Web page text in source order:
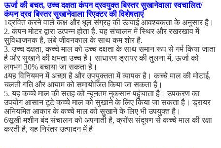
ऊर्जा की बचत, उच्च दक्षता कंपन द्रवयुक्त बिस्तर सुखानेवाला स्वचालित/
कंपन द्रव बिस्तर सुखानेवाला रिएक्टर की विशेषताएं
1द्रवित करने वाले कक्ष और धूल संग्रह की ऊंचाई आवश्यकता के अनुसार है।
2. कंपन मोटर द्वारा उत्पन्न होता है. यह संचालन में स्थिर और रखरखाव में
सुविधाजनक है, लंबे जीवनकाल के साथ कम शोर है.
3. उच्च दक्षता, कच्चे माल को उच्च दक्षता के साथ समान रूप से गर्म किया जाता
है और सुखाने की क्षमता उच्च है। साधारण ड्रायर की तुलना में, ऊर्जा को
लगभग 30% बचाया जा सकता है।
4यह विनियमन में अच्छा है और उपयुक्तता में व्यापक है। कच्चे माल की मोटाई,
चलती गति और आयाम को समायोजित किया जा सकता है।
5. यह कच्चे माल की सतह को न्यूनतम नुकसान पहुंचाता है। उपकरण का
उपयोग आसान टूटे कच्चे माल को सुखाने के लिए किया जा सकता है। ड्रायर
अनियमित आकार के कच्चे माल को सुखाने के लिए भी उपयुक्त है।
6सूखी मशीन बंद संचालन को अपनाती है, क्रॉस संदूषण से कच्चे माल की रक्षा
करती है, यह निरंतर उत्पादन में है